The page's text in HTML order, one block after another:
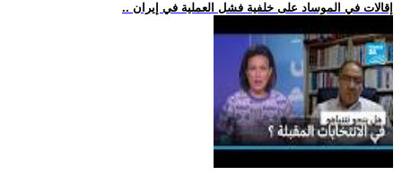
.. إقالات في الموساد على خلفية فشل العملية في إيران